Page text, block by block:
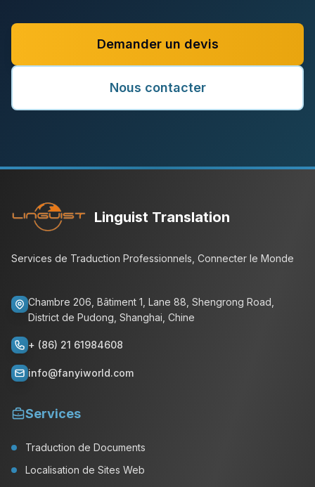
Demander un devis
Nous contacter
Linguist Translation
Services de Traduction Professionnels, Connecter le Monde
Chambre 206, Bâtiment 1, Lane 88, Shengrong Road,
District de Pudong, Shanghai, Chine
+ (86) 21 61984608
info@fanyiworld.com
Services
Traduction de Documents
Localisation de Sites Web